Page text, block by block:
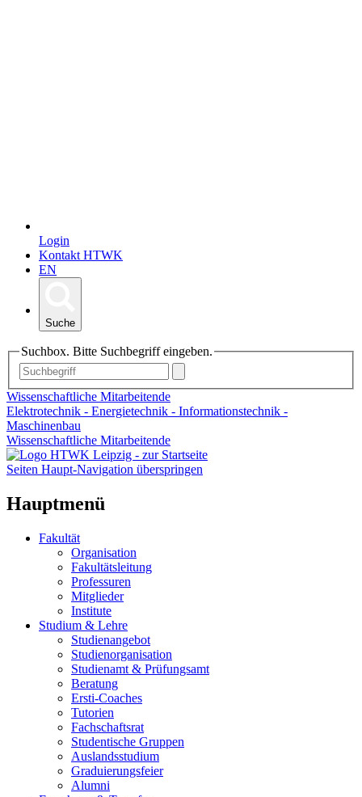
Login
Kontakt HTWK
EN
Suche
Suchbox. Bitte Suchbegriff eingeben.
Wissenschaftliche Mitarbeitende
Elektrotechnik - Energietechnik - Informationstechnik -
Maschinenbau
Wissenschaftliche Mitarbeitende
Seiten Haupt-Navigation überspringen
Hauptmenü
Fakultät
Organisation
Fakultätsleitung
Professuren
Mitglieder
Institute
Studium & Lehre
Studienangebot
Studienorganisation
Studienamt & Prüfungsamt
Beratung
Ersti-Coaches
Tutorien
Fachschaftsrat
Studentische Gruppen
Auslandsstudium
Graduierungsfeier
Alumni